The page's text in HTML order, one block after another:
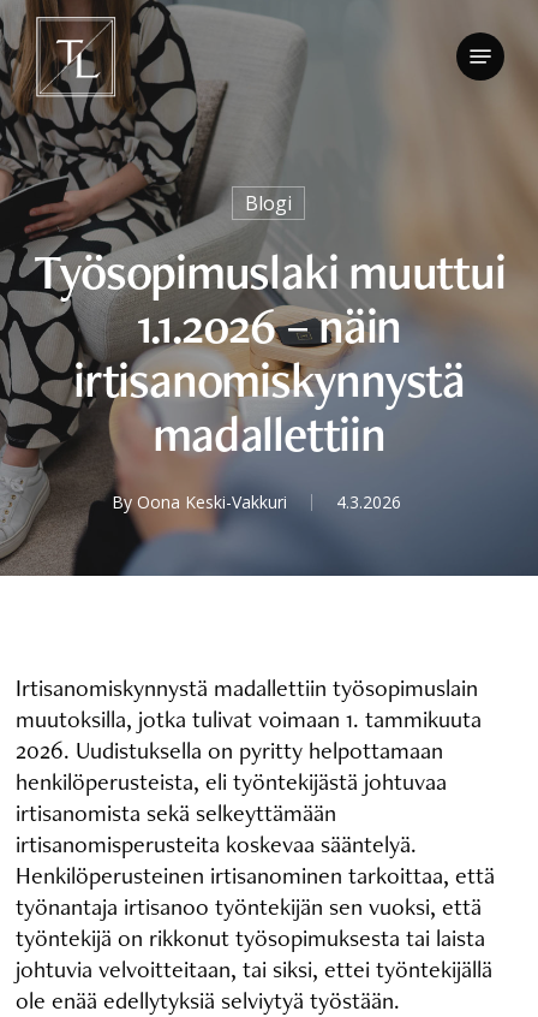
Skip
to
main
content
Menu
Blogi
Työsopimuslaki muuttui
1.1.2026 – näin
irtisanomiskynnystä
madallettiin
By Oona Keski-Vakkuri 4.3.2026
Irtisanomiskynnystä madallettiin työsopimuslain
muutoksilla, jotka tulivat voimaan 1. tammikuuta
2026. Uudistuksella on pyritty helpottamaan
henkilöperusteista, eli työntekijästä johtuvaa
irtisanomista sekä selkeyttämään
irtisanomisperusteita koskevaa sääntelyä.
Henkilöperusteinen irtisanominen tarkoittaa, että
työnantaja irtisanoo työntekijän sen vuoksi, että
työntekijä on rikkonut työsopimuksesta tai laista
johtuvia velvoitteitaan, tai siksi, ettei työntekijällä
ole enää edellytyksiä selviytyä työstään.
Close